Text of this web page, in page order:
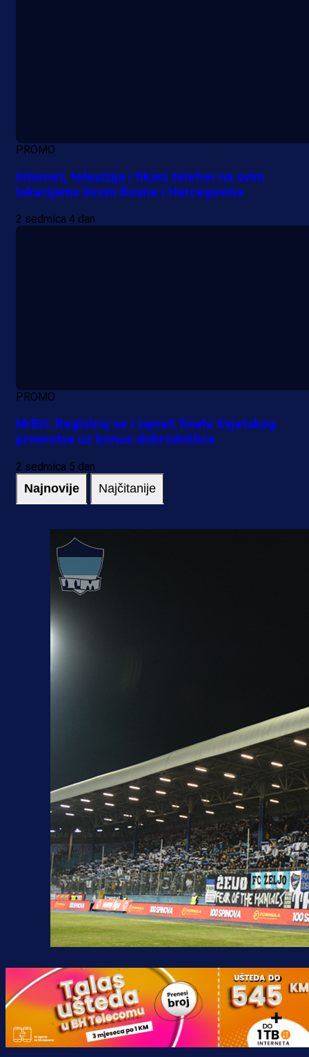
PROMO
Internet, televizija i fiksni telefon na svim
lokacijama širom Bosne i Hercegovine
2 sedmica 4 dan
PROMO
MrBit: Registruj se i isprati finale Svjetskog
prvenstva uz bonus dobrodošlice
2 sedmica 5 dan
Najnovije Najčitanije
Premijer liga BiH